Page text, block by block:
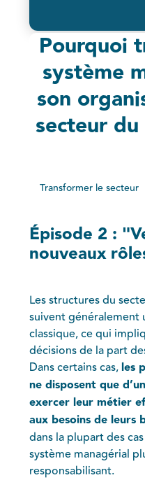
Pourquoi
système
son
secteur
Transformer le secteur
Épisode 2 :
nouveaux
Les structures du
suivent généralement
classique, ce qui
décisions de la part
Dans certains cas,les
ne disposent que
exercer leur métier
aux besoins de leurs
dans la plupart des
système managérial
responsabilisant.